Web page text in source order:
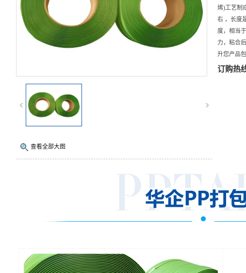
查看全部大图
烯)工艺制
右 ，长度
度，相当
力，粘合
升您产品
订购热